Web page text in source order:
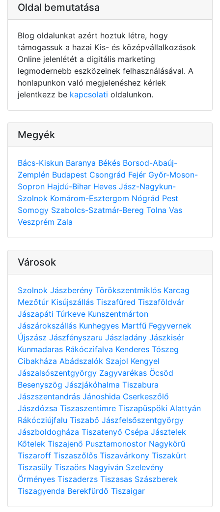
Oldal bemutatása
Blog oldalunkat azért hoztuk létre, hogy
támogassuk a hazai Kis- és középvállalkozások
Online jelenlétét a digitális marketing
legmodernebb eszközeinek felhasználásával. A
honlapunkon való megjelenéshez kérlek
jelentkezz be kapcsolati oldalunkon.
Megyék
Bács-Kiskun Baranya Békés Borsod-Abaúj-
Zemplén Budapest Csongrád Fejér Győr-Moson-
Sopron Hajdú-Bihar Heves Jász-Nagykun-
Szolnok Komárom-Esztergom Nógrád Pest
Somogy Szabolcs-Szatmár-Bereg Tolna Vas
Veszprém Zala
Városok
Szolnok Jászberény Törökszentmiklós Karcag
Mezőtúr Kisújszállás Tiszafüred Tiszaföldvár
Jászapáti Túrkeve Kunszentmárton
Jászárokszállás Kunhegyes Martfű Fegyvernek
Újszász Jászfényszaru Jászladány Jászkisér
Kunmadaras Rákóczifalva Kenderes Tószeg
Cibakháza Abádszalók Szajol Kengyel
Jászalsószentgyörgy Zagyvarékas Öcsöd
Besenyszög Jászjákóhalma Tiszabura
Jászszentandrás Jánoshida Cserkeszőlő
Jászdózsa Tiszaszentimre Tiszapüspöki Alattyán
Rákócziújfalu Tiszabő Jászfelsőszentgyörgy
Jászboldogháza Tiszatenyő Csépa Jásztelek
Kőtelek Tiszajenő Pusztamonostor Nagykörű
Tiszaroff Tiszaszőlős Tiszavárkony Tiszakürt
Tiszasüly Tiszaörs Nagyiván Szelevény
Örményes Tiszaderzs Tiszasas Szászberek
Tiszagyenda Berekfürdő Tiszaigar